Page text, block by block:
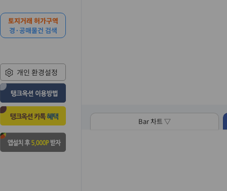
토지거래 허가구역
경·공매물건 검색
개인 환경설정
Bar 차트